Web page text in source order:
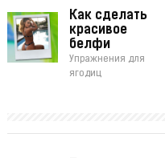
Как сделать
красивое
белфи
Упражнения для
ягодиц